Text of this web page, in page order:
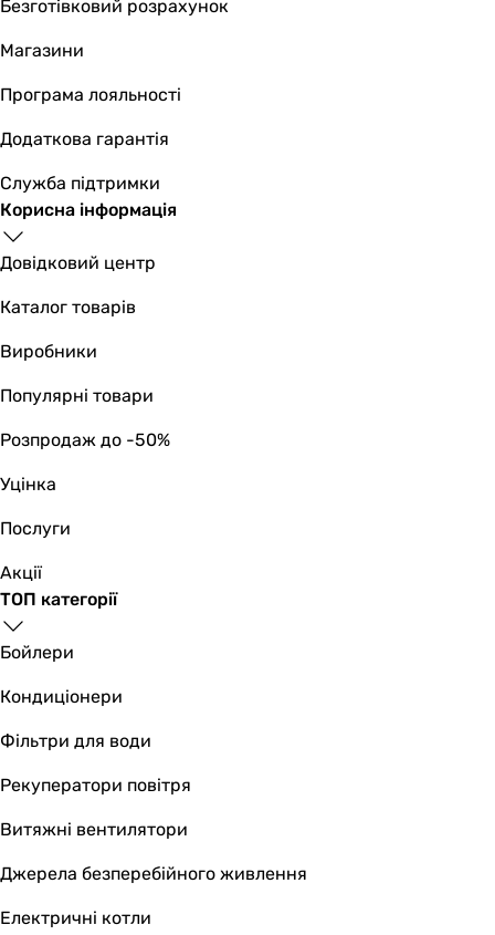
50 Гц
-
Клас захисту
IP34
IP24
Колекції
Colibri Atoll
Домовент
Фізичні характеристики
Діаметр
100 мм
Глибина патрубка
55 мм
55 мм
Колір
білий
білий
146 мм
136 мм
Висота передньої панелі
141 мм
136 мм
43 мм
Безготівковий розрахунок
Магазини
Програма лояльності
Додаткова гарантія
Служба підтримки
Корисна інформація
Довідковий центр
Каталог товарів
Виробники
Популярні товари
Розпродаж до -50%
Уцінка
Послуги
Акції
ТОП категорії
Бойлери
Кондиціонери
Фільтри для води
Рекуператори повітря
Витяжні вентилятори
Джерела безперебійного живлення
Електричні котли